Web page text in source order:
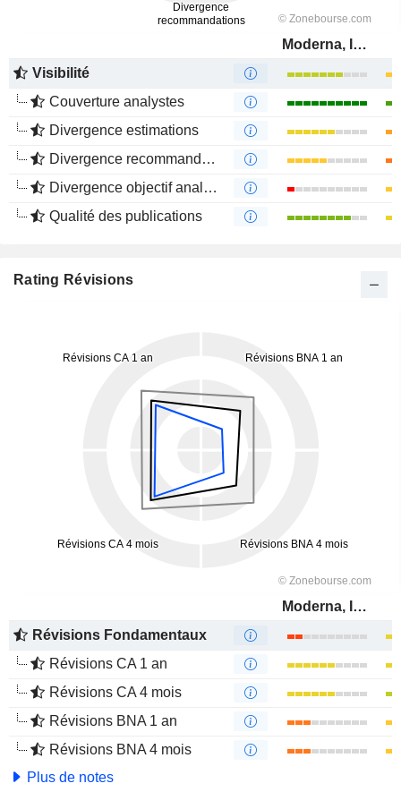
Moderna, Inc.
Visibilité
Couverture analystes
Divergence estimations
Divergence recommandations analystes
Divergence objectif analystes
Qualité des publications
Rating Révisions
Moderna, Inc.
Révisions Fondamentaux
Révisions CA 1 an
Révisions CA 4 mois
Révisions BNA 1 an
Révisions BNA 4 mois
Plus de notes